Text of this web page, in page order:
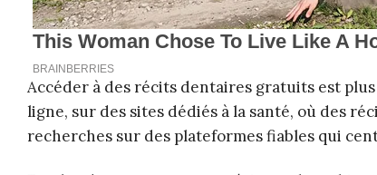
Accéder à des récits dentaires gratuits est
ligne, sur des sites dédiés à la santé, où des
recherches sur des plateformes fiables qui